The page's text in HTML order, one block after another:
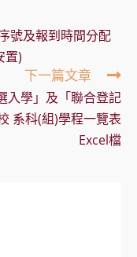
號及報到時間分配
置)
下一篇文章
入學」及「聯合登記
系科(組)學程一覽表
Excel檔